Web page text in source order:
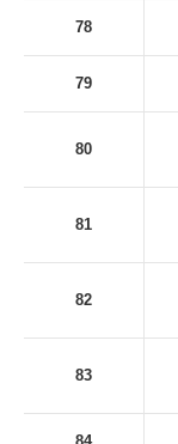
78
79
80
81
82
83